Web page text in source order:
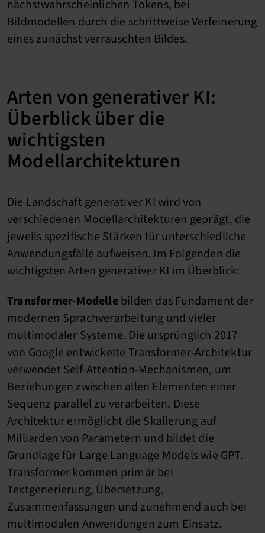
nächstwahrscheinlichen Tokens, bei
Bildmodellen durch die schrittweise Verfeinerung
eines zunächst verrauschten Bildes.
Arten von generativer KI:
Überblick über die
wichtigsten
Modellarchitekturen
Die Landschaft generativer KI wird von
verschiedenen Modellarchitekturen geprägt, die
jeweils spezifische Stärken für unterschiedliche
Anwendungsfälle aufweisen. Im Folgenden die
wichtigsten Arten generativer KI im Überblick:
Transformer-Modellebilden das Fundament der
modernen Sprachverarbeitung und vieler
multimodaler Systeme. Die ursprünglich 2017
von Google entwickelte Transformer-Architektur
verwendet Self-Attention-Mechanismen, um
Beziehungen zwischen allen Elementen einer
Sequenz parallel zu verarbeiten. Diese
Architektur ermöglicht die Skalierung auf
Milliarden von Parametern und bildet die
Grundlage für Large Language Models wie GPT.
Transformer kommen primär bei
Textgenerierung, Übersetzung,
Zusammenfassungen und zunehmend auch bei
multimodalen Anwendungen zum Einsatz.